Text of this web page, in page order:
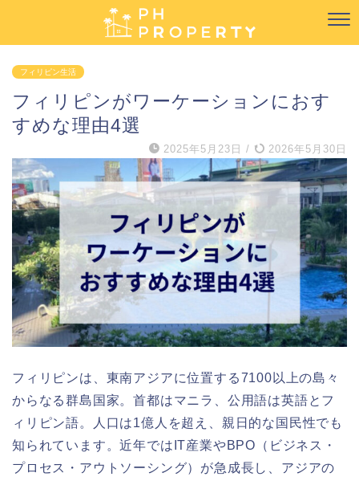
フィリピン生活
フィリピンがワーケーションにおす
すめな理由4選
2025年5月23日 / 2026年5月30日
フィリピンは、東南アジアに位置する7100以上の島々
からなる群島国家。首都はマニラ、公用語は英語とフ
ィリピン語。人口は1億人を超え、親日的な国民性でも
知られています。近年ではIT産業やBPO（ビジネス・
プロセス・アウトソーシング）が急成長し、アジアの